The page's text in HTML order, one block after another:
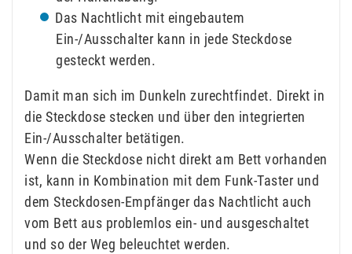
Das Nachtlicht mit eingebautem
Ein-/Ausschalter kann in jede Steckdose
gesteckt werden.
Damit man sich im Dunkeln zurechtfindet. Direkt in
die Steckdose stecken und über den integrierten
Ein-/Ausschalter betätigen.
Wenn die Steckdose nicht direkt am Bett vorhanden
ist, kann in Kombination mit dem Funk-Taster und
dem Steckdosen-Empfänger das Nachtlicht auch
vom Bett aus problemlos ein- und ausgeschaltet
und so der Weg beleuchtet werden.